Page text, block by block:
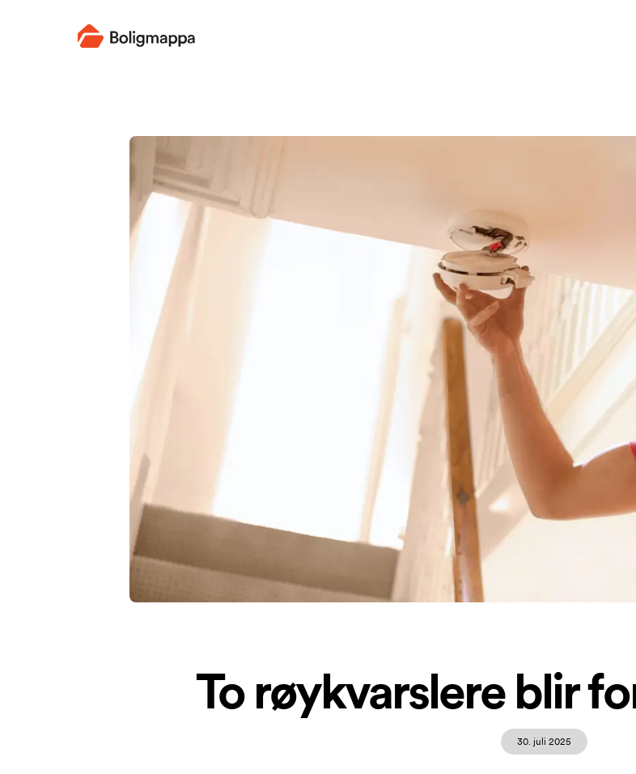
Boligmappa
To røykvarslere blir
30. juli 2025